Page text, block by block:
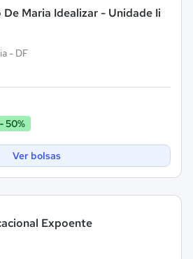
De Maria Idealizar - Unidade Ii
- DF
- 50%
Ver bolsas
Expoente